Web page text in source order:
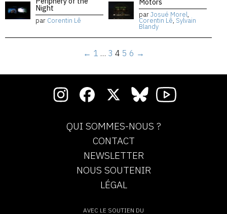
Night
par Corentin Lê
parJosué Morel,
Corentin Lê, Sylvain
Blandy
← 1 … 3 4 5 6 →
QUI SOMMES-NOUS ?
CONTACT
NEWSLETTER
NOUS SOUTENIR
LÉGAL
AVEC LE SOUTIEN DU